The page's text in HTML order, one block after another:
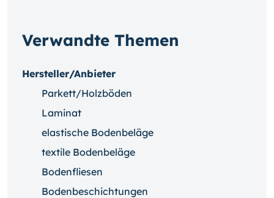
Verwandte Themen
Hersteller/Anbieter
Parkett/Holzböden
Laminat
elastische Bodenbeläge
textile Bodenbeläge
Bodenfliesen
Bodenbeschichtungen